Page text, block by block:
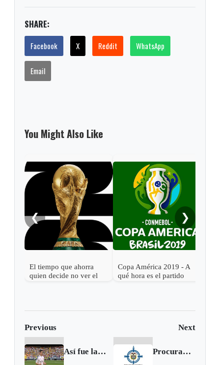
SHARE:
Facebook X Reddit WhatsApp
Email
You Might Also Like
❮
El tiempo que ahorra
quien decide no ver el
Copa América 2019 - A
qué hora es el partido
❯
Previous Next
Así fue la bienvenida del Real Madrid a James Rodríguez Procuraduría citó a audiencia pública a concejal de Chinavita